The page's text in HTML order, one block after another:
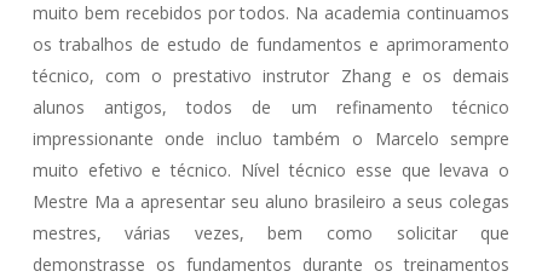
muito bem recebidos por todos. Na academia continuamos
os trabalhos de estudo de fundamentos e aprimoramento
técnico, com o prestativo instrutor Zhang e os demais
alunos antigos, todos de um refinamento técnico
impressionante onde incluo também o Marcelo sempre
muito efetivo e técnico. Nível técnico esse que levava o
Mestre Ma a apresentar seu aluno brasileiro a seus colegas
mestres, várias vezes, bem como solicitar que
demonstrasse os fundamentos durante os treinamentos